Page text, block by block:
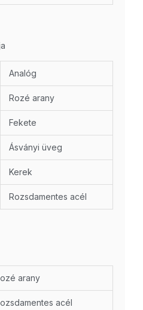
Analóg
Rozé arany
Fekete
Ásványi üveg
Kerek
Rozsdamentes acél
arany
acél